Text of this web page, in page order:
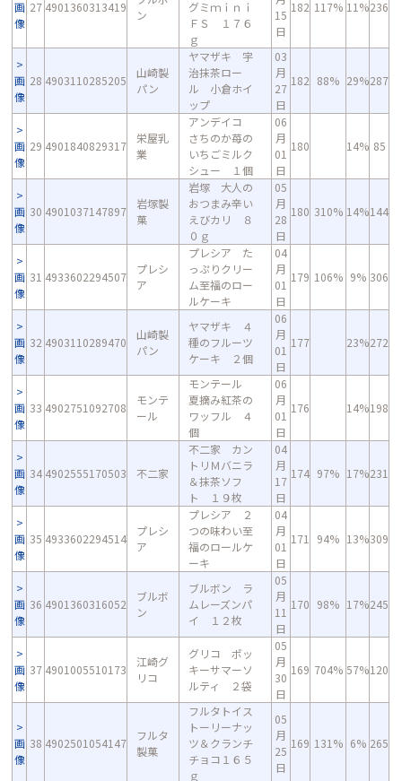
画
像
27 4901360313419
ン
グミｍｉｎｉ
ＦＳ １７６
ｇ
15
日
182 117% 11%236
画
像
28 4903110285205
山崎製
パン
ヤマザキ 宇
治抹茶ロー
ル 小倉ホイ
ップ
03
月
27
日
182 88% 29%287
画
像
29 4901840829317
栄屋乳
業
アンデイコ
さちのか苺の
いちごミルク
シュー １個
06
月
01
日
180 14% 85
画
像
30 4901037147897
岩塚製
菓
岩塚 大人の
おつまみ辛い
えびカリ ８
０ｇ
05
月
28
日
180 310% 14%144
画
像
31 4933602294507
プレシ
ア
プレシア た
っぷりクリー
ム至福のロー
ルケーキ
04
月
01
日
179 106% 9% 306
画
像
32 4903110289470
山崎製
パン
ヤマザキ ４
種のフルーツ
ケーキ ２個
06
月
01
日
177 23%272
画
像
33 4902751092708
モンテ
ール
モンテール
夏摘み紅茶の
ワッフル ４
個
06
月
01
日
176 14%198
画
像
34 4902555170503 不二家
不二家 カン
トリＭバニラ
＆抹茶ソフ
ト １９枚
04
月
17
日
174 97% 17%231
画
像
35 4933602294514
プレシ
ア
プレシア ２
つの味わい至
福のロールケ
ーキ
04
月
01
日
171 94% 13%309
画
像
36 4901360316052
ブルボ
ン
ブルボン ラ
ムレーズンパ
イ １２枚
05
月
11
日
170 98% 17%245
画
像
37 4901005510173
江崎グ
リコ
グリコ ポッ
キーサマーソ
ルティ ２袋
05
月
30
日
169 704% 57%120
画
像
38 4902501054147
フルタ
製菓
フルタトイス
トーリーナッ
ツ＆クランチ
チョコ１６５
ｇ
05
月
25
日
169 131% 6% 265